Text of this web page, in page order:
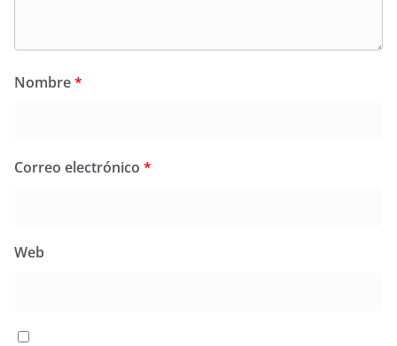
Nombre*
Correo electrónico *
Web